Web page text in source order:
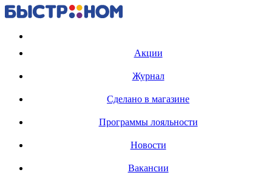
Акции
Журнал
Сделано в магазине
Программы лояльности
Новости
Вакансии